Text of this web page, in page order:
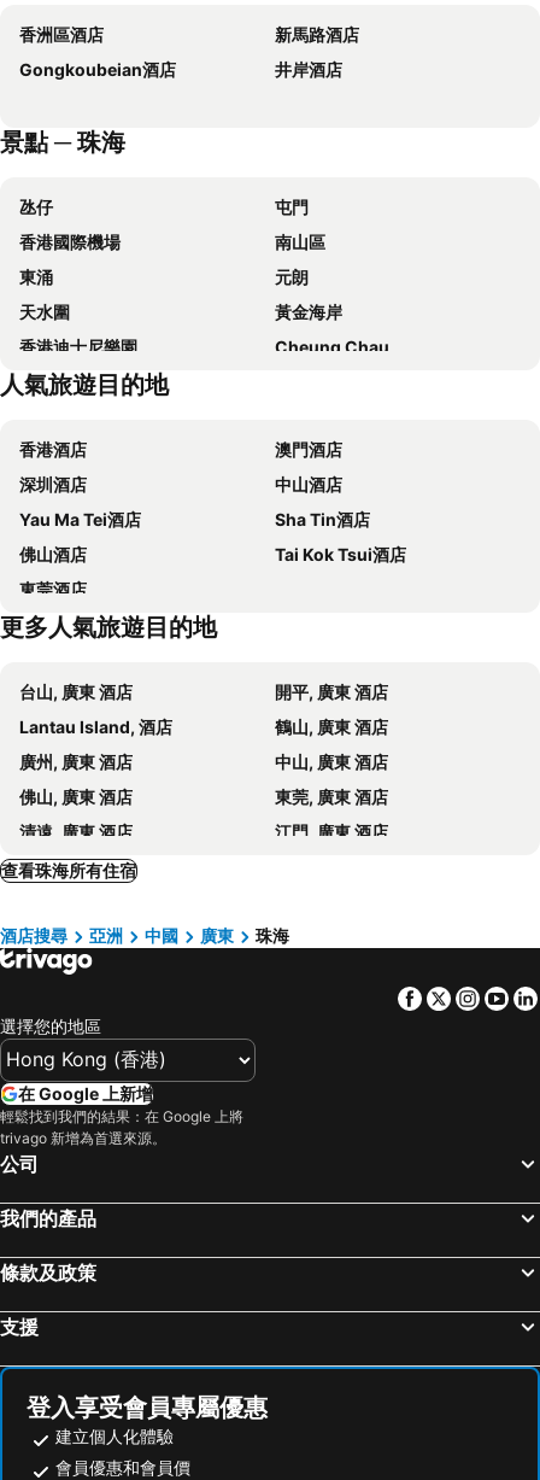
L Hotel
Zhuhai Marriott Hotel Jinwan
Guangdong Hotel (Zhuhai)
Fairfield by Marriott Zhuhai
Hilton Garden Inn Zhuhai Jinan University
Pai Hotel Zhuhai Career Technical College Seaview
珠海碧灣大酒店
Hilton Garden Inn Zhuhai Hengqin Sumlodol Park
Hilton Garden Inn Zhuhai Hengqin
Holiday Inn Express Zhuhai Gongbei by IHG
Angsana Zhuhai Hengqin
Holiday Inn Zhuhai City Center
Hampton by Hilton Zhuhai Cheng Feng Plaza
珠海華僑賓館
珠海新海利大酒店
珠海金鳳凰酒店
金湾毛林大酒店
Zhuhai Dehan Hotel
MeiQiu-Fino Hotel
Hampton by Hilton Zhuhai Gongbei Port
Zhuhai Holiday Resort Hotel
Courtyard by Marriott Zhuhai
Nanyang Seascape Hotel
Hotel Indigo Zhuhai Xiangzhou
珠海彩虹屋
Bamboo Hotel Zhuhai
Welcome To Qingju Hotel (zhuhai Beachfront Swimming Pool Road Store)
Premier Hotel (zhuhai Gongbei Port Zhuhai Station Branch)
Green Tree Inn Zhuhai Meihua West Road
Shiye Youth Hostel
City Comfort Inn Zhuhai Qinglv Middle Road Riyuebei Grand Theater
To Home
99 Inn Zhuhai Xiangzhou Qinglu Middle Road
Sea View Hotel
Hanting (Zhuhai Middle Qinglv Road)
Jinjiang Inn Zhuhai Xiangzhou Lovers Central Road
Yujia Inn (zhuhai Hengqin Ocean Kingdom)
Qingmai Movie Hotel (lovers Road Beach Swimming Pool)
Zhuhai Hailuo Hotel
Zhuhai Aiqinhai Auto Boutique Hotel
珠海大鵬酒店
Zhuhai eight party quick The Tophams Hotel
Hotel Indigo Zhuhai Hengqin by IHG
Yijian Holiday Hotel
香洲區酒店
新馬路酒店
Gongkoubeian酒店
井岸酒店
景點 ─ 珠海
氹仔
屯門
香港國際機場
南山區
東涌
元朗
天水圍
黃金海岸
香港迪士尼樂園
Cheung Chau
珠海長隆國際海洋度假區
香洲區
珠海拱北汽車客運站
澳門舊城區
水舞間
大三巴牌坊
澳門漁人碼頭
Chimelong International Ocean Tourist Resort
井岸
Zhuhai Sandie Waterfalls
情侣路
昂坪360
議事廳前地
金蓮花廣場
Song Yusheng Park
Sunny Bay Metro Station
人氣旅遊目的地
香港酒店
澳門酒店
深圳酒店
中山酒店
Yau Ma Tei酒店
Sha Tin酒店
佛山酒店
Tai Kok Tsui酒店
東莞酒店
更多人氣旅遊目的地
台山, 廣東 酒店
開平, 廣東 酒店
Lantau Island, 酒店
鶴山, 廣東 酒店
廣州, 廣東 酒店
中山, 廣東 酒店
佛山, 廣東 酒店
東莞, 廣東 酒店
清遠, 廣東 酒店
江門, 廣東 酒店
肇慶, 廣東 酒店
深圳, 廣東 酒店
上海, 上海 酒店
北京, 北京 酒店
查看珠海所有住宿
酒店搜尋 亞洲 中國 廣東 珠海
Facebook
Twitter
選擇您的地區
在 Google 上新增
輕鬆找到我們的結果：在 Google 上將
trivago 新增為首選來源。
公司
我們的產品
條款及政策
支援
登入享受會員專屬優惠
建立個人化體驗
會員優惠和會員價